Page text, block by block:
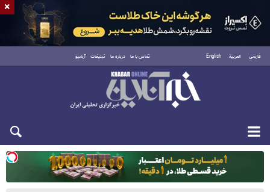
فارسی العربية English تماس با ما درباره ما تبلیغات آرشیو
یکشنبه ۱۸ مرداد ۱۴۰۵
×